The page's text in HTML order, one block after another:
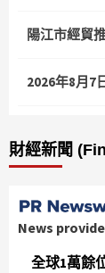
陽江市經貿
2026年8月7
財經新聞
News
全球1萬餘